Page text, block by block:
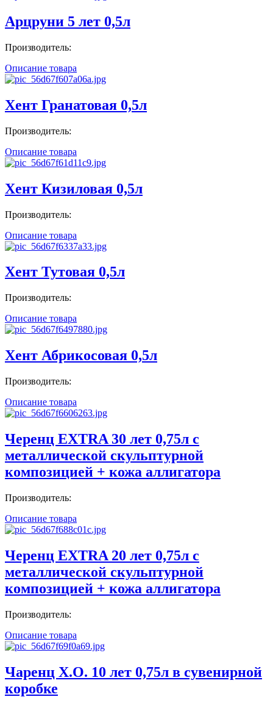
Арцруни 5 лет 0,5л
Производитель:
Описание товара
Хент Гранатовая 0,5л
Производитель:
Описание товара
Хент Кизиловая 0,5л
Производитель:
Описание товара
Хент Тутовая 0,5л
Производитель:
Описание товара
Хент Абрикосовая 0,5л
Производитель:
Описание товара
Черенц EXTRA 30 лет 0,75л с
металлической скульптурной
композицией + кожа аллигатора
Производитель:
Описание товара
Черенц EXTRA 20 лет 0,75л с
металлической скульптурной
композицией + кожа аллигатора
Производитель:
Описание товара
Чаренц X.O. 10 лет 0,75л в сувенирной
коробке